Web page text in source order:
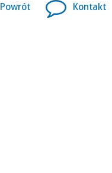
Powrót Kontakt